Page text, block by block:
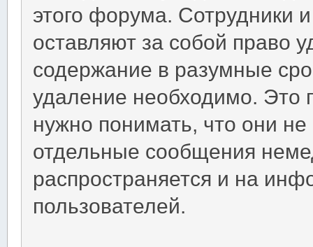
этого форума. Сотрудники
оставляют за собой право
содержание в разумные
удаление необходимо. Это
нужно понимать, что они не
отдельные сообщения
распространяется и на
пользователей.